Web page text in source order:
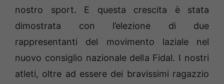
nostro sport. E questa crescita è stata
dimostrata con l’elezione di due
rappresentanti del movimento laziale nel
nuovo consiglio nazionale della Fidal. I nostri
atleti, oltre ad essere dei bravissimi ragazzio